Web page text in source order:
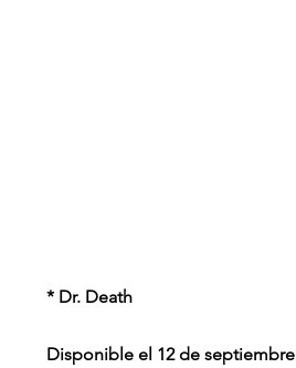
* Dr. Death
Disponible el 12 de septiembre